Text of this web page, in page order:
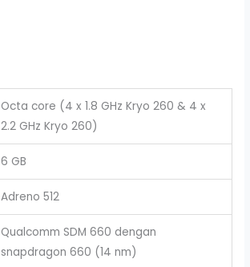
Octa core (4 x 1.8 GHz Kryo 260 & 4 x
2.2 GHz Kryo 260)
6 GB
Adreno 512
Qualcomm SDM 660 dengan
snapdragon 660 (14 nm)